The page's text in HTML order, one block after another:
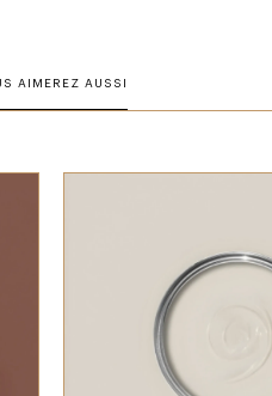
AIMEREZ AUSSI